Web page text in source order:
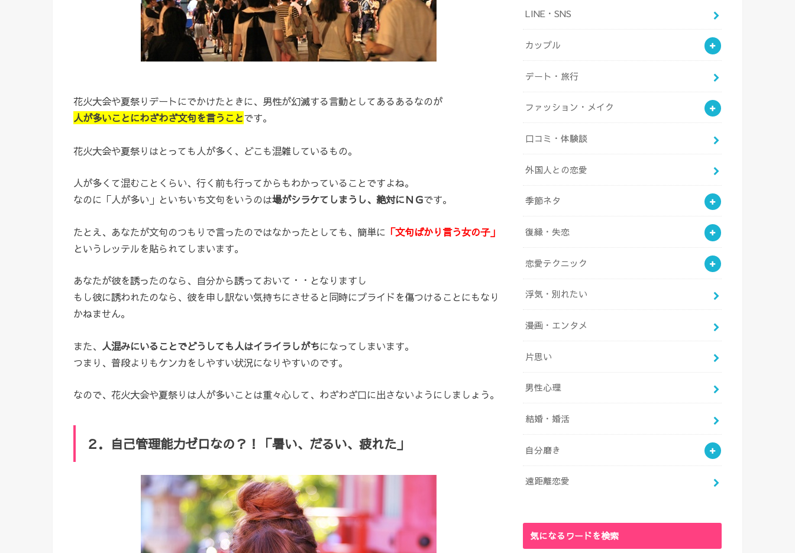
花火大会や夏祭りデートにでかけたときに、男性が幻滅する言動としてあるあるなのが
人が多いことにわざわざ文句を言うことです。
花火大会や夏祭りはとっても人が多く、どこも混雑しているもの。
人が多くて混むことくらい、行く前も行ってからもわかっていることですよね。
なのに「人が多い」といちいち文句をいうのは場がシラケてしまうし、絶対にＮＧです。
たとえ、あなたが文句のつもりで言ったのではなかったとしても、簡単に 「文句ばかり言う女の子」
というレッテルを貼られてしまいます。
あなたが彼を誘ったのなら、自分から誘っておいて・・となりますし
もし彼に誘われたのなら、彼を申し訳ない気持ちにさせると同時にプライドを傷つけることにもなり
かねません。
また、 人混みにいることでどうしても人はイライラしがちになってしまいます。
つまり、普段よりもケンカをしやすい状況になりやすいのです。
なので、花火大会や夏祭りは人が多いことは重々心して、わざわざ口に出さないようにしましょう。
２．自己管理能力ゼロなの？！「暑い、だるい、疲れた」
LINE・SNS
カップル
デート・旅行
ファッション・メイク
口コミ・体験談
外国人との恋愛
季節ネタ
復縁・失恋
恋愛テクニック
浮気・別れたい
漫画・エンタメ
片思い
男性心理
結婚・婚活
自分磨き
遠距離恋愛
気になるワードを検索